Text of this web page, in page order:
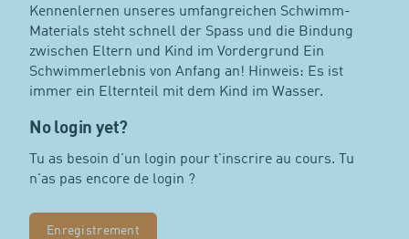
Kennenlernen unseres umfangreichen Schwimm-
Materials steht schnell der Spass und die Bindung
zwischen Eltern und Kind im Vordergrund Ein
Schwimmerlebnis von Anfang an! Hinweis: Es ist
immer ein Elternteil mit dem Kind im Wasser.
No login yet?
Tu as besoin d'un login pour t'inscrire au cours. Tu
n'as pas encore de login ?
Enregistrement